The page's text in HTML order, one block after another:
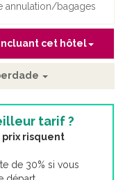
annulation/bagages
cet hôtel
tarif ?
prix risquent
de 30% si vous